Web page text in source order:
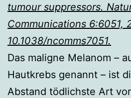
tumour suppressors.
Communications 6:6051,
10.1038/ncomms7051.
Das maligne Melanom –
Hautkrebs genannt – ist
Abstand tödlichste Art